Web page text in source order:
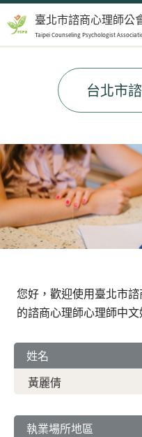
最新消息
會員服務
民眾服務
聯絡我們
搜
搜尋
Jump
Jump
台北市
您好，歡迎使用臺北市
的諮商心理師心理師中
姓名
執業場所地區
臺北市諮商心理師公
Taipei Counseling Psychologist